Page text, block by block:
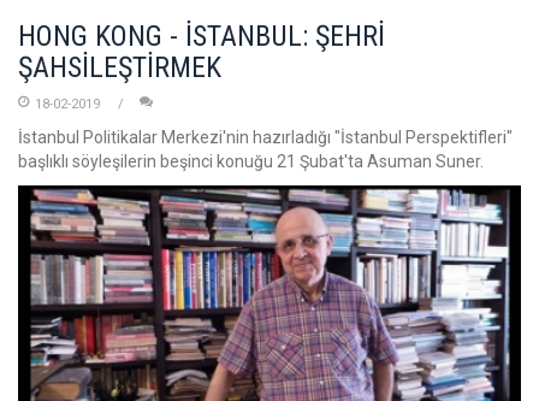
HONG KONG - İSTANBUL: ŞEHRİ
ŞAHSİLEŞTİRMEK
18-02-2019
İstanbul Politikalar Merkezi'nin hazırladığı "İstanbul Perspektifleri"
başlıklı söyleşilerin beşinci konuğu 21 Şubat'ta Asuman Suner.